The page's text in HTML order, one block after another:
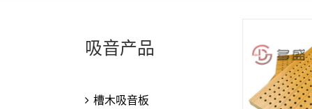
吸音产品
槽木吸音板